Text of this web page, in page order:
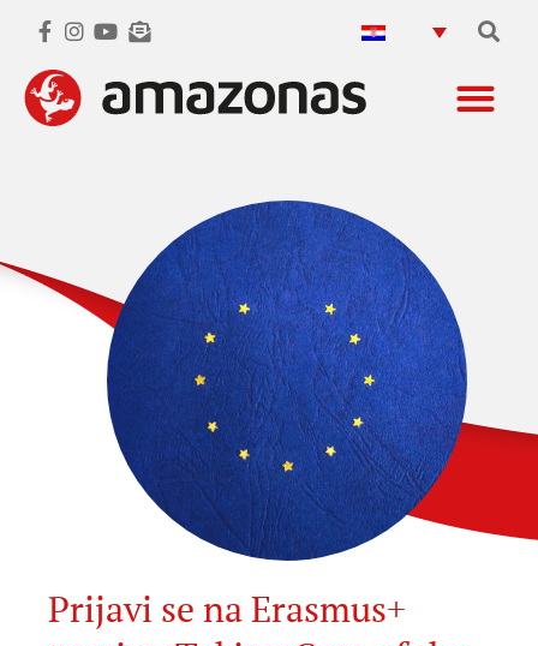
Prijavi se na Erasmus+